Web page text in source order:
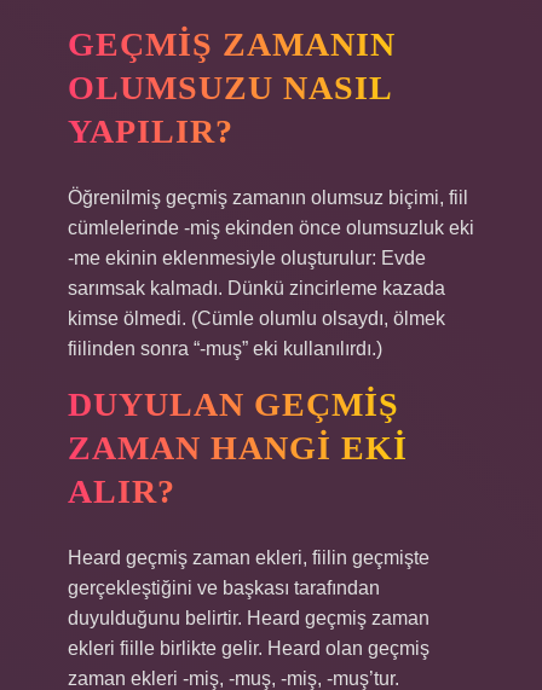
GEÇMIŞ ZAMANIN
OLUMSUZU NASIL
YAPILIR?
Öğrenilmiş geçmiş zamanın olumsuz biçimi, fiil
cümlelerinde -miş ekinden önce olumsuzluk eki
-me ekinin eklenmesiyle oluşturulur: Evde
sarımsak kalmadı. Dünkü zincirleme kazada
kimse ölmedi. (Cümle olumlu olsaydı, ölmek
fiilinden sonra “-muş” eki kullanılırdı.)
DUYULAN GEÇMIŞ
ZAMAN HANGI EKI
ALIR?
Heard geçmiş zaman ekleri, fiilin geçmişte
gerçekleştiğini ve başkası tarafından
duyulduğunu belirtir. Heard geçmiş zaman
ekleri fiille birlikte gelir. Heard olan geçmiş
zaman ekleri -miş, -muş, -miş, -muş’tur.